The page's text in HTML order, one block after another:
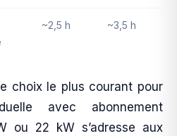
~2,5 h ~3,5 h
choix le plus courant pour
avec abonnement
ou 22 kW s’adresse aux